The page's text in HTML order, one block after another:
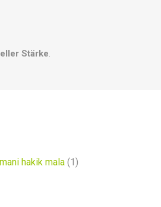
Stärke.
hakik mala (1)